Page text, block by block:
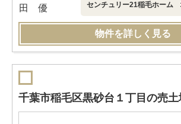
センチュリー21稲毛ホー
物件を詳しく見る
千葉市稲毛区黒砂台１丁目の売土